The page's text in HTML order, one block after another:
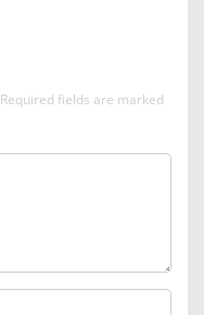
Required fields are marked